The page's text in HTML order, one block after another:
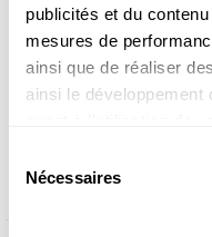
publicités et du
mesures de
ainsi que de réaliser
ainsi le
tout moment en
cookies ou en cliquant
Nécessaires